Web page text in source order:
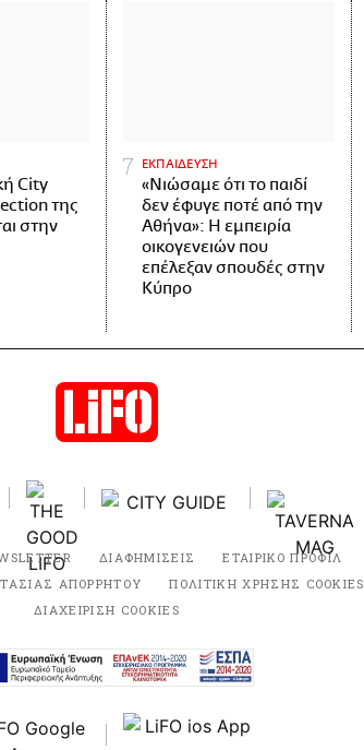
City
της
στην
ΕΚΠΑΙΔΕΥΣΗ
«Νιώσαμε ότι το παιδί
δεν έφυγε ποτέ από την
Αθήνα»: Η εμπειρία
οικογενειών που
επέλεξαν σπουδές στην
Κύπρο
ΔΙΑΦΗΜΙΣΕΙΣ ΕΤΑΙΡΙΚΟ ΠΡΟΦΙΛ
ΑΠΟΡΡΗΤΟΥ
ΠΟΛΙΤΙΚΗ ΧΡΗΣΗΣ COOKIES
ΔΙΑΧΕΙΡΙΣΗ COOKIES